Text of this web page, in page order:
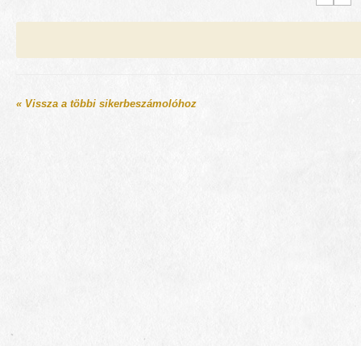
« Vissza a többi sikerbeszámolóhoz